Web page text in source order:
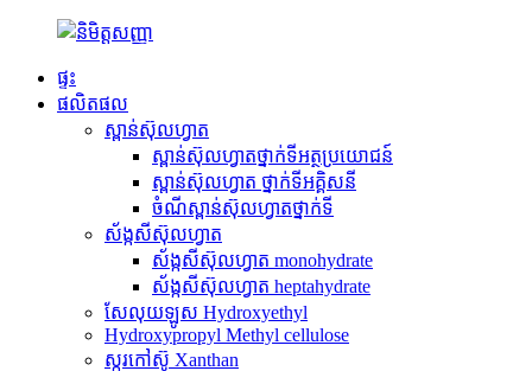
ផ្ទះ
ផលិតផល
ស្ពាន់ស៊ុលហ្វាត
ស្ពាន់ស៊ុលហ្វាតថ្នាក់ទីអត្ថប្រយោជន៍
ស្ពាន់ស៊ុលហ្វាត ថ្នាក់ទីអគ្គិសនី
ចំណីស្ពាន់ស៊ុលហ្វាតថ្នាក់ទី
ស័ង្កសីស៊ុលហ្វាត
ស័ង្កសីស៊ុលហ្វាត monohydrate
ស័ង្កសីស៊ុលហ្វាត heptahydrate
សែលុយឡូស Hydroxyethyl
Hydroxypropyl Methyl cellulose
ស្ករកៅស៊ូ Xanthan